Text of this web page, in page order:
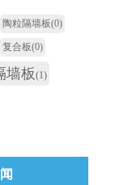
陶粒隔墙板(0)
复合板(0)
墙板(1)